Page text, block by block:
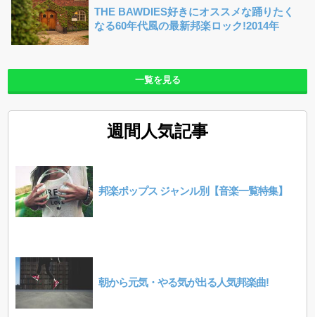
THE BAWDIES好きにオススメな踊りたく
なる60年代風の最新邦楽ロック!2014年
一覧を見る
週間人気記事
邦楽ポップス ジャンル別【音楽一覧特集】
朝から元気・やる気が出る人気邦楽曲!